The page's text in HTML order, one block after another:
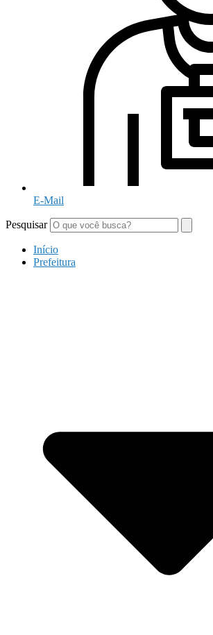
E-Mail
Pesquisar
Início
Prefeitura